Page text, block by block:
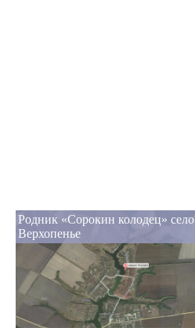
Родник «Сорокин колодец» село
Верхопенье